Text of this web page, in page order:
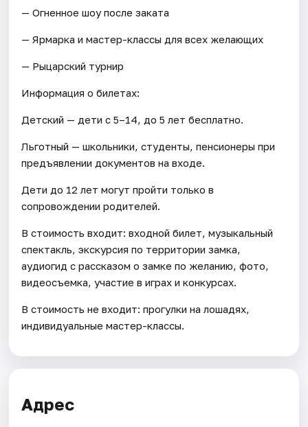
— Огненное шоу после заката
— Ярмарка и мастер-классы для всех желающих
— Рыцарский турнир
Информация о билетах:
Детский — дети с 5–14, до 5 лет бесплатно.
Льготный — школьники, студенты, пенсионеры при
предъявлении документов на входе.
Дети до 12 лет могут пройти только в
сопровождении родителей.
В стоимость входит: входной билет, музыкальный
спектакль, экскурсия по территории замка,
аудиогид с рассказом о замке по желанию, фото,
видеосъемка, участие в играх и конкурсах.
В стоимость не входит: прогулки на лошадях,
индивидуальные мастер-классы.
Адрес